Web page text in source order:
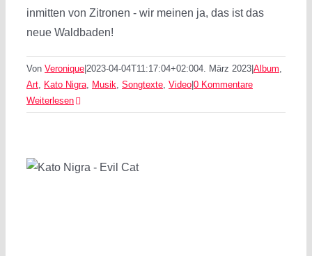
inmitten von Zitronen - wir meinen ja, das ist das
neue Waldbaden!
Von Veronique 2023-04-04T11:17:04+02:004. März 2023 Album,
Art, Kato Nigra, Musik, Songtexte, Video 0 Kommentare
Weiterlesen